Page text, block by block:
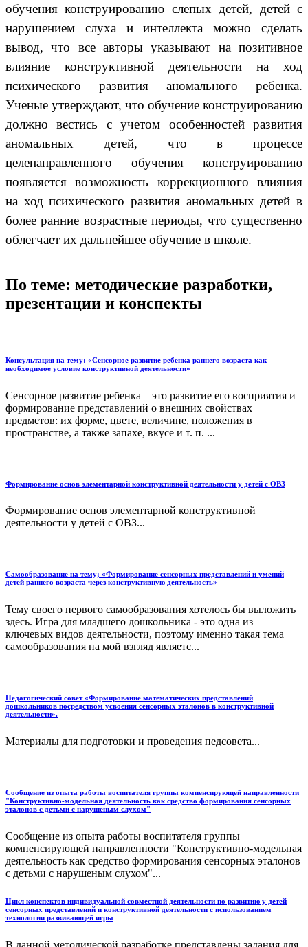
обучения конструированию слепых детей, детей с
нарушением слуха и интеллекта можно сделать
вывод, что все авторы указывают на позитивное
влияние конструктивной деятельности на ход
психического развития аномального ребенка.
Ученые утверждают, что обучение конструированию
должно вестись с учетом особенностей развития
аномальных детей, что в процессе
целенаправленного обучения конструированию
появляется возможность коррекционного влияния
на ход психического развития аномальных детей в
более ранние возрастные периоды, что существенно
облегчает их дальнейшее обучение в школе.
По теме: методические разработки,
презентации и конспекты
Консультация на тему: «Сенсорное развитие ребенка раннего возраста как
необходимое условие конструктивной деятельности»
Сенсорное развитие ребенка – это развитие его восприятия и
формирование представлений о внешних свойствах
предметов: их форме, цвете, величине, положения в
пространстве, а также запахе, вкусе и т. п. ...
Формирование основ элементарной конструктивной деятельности у детей с ОВЗ
Формирование основ элементарной конструктивной
деятельности у детей с ОВЗ...
Самообразование на тему; «Формирование сенсорных представлений и умений
детей раннего возраста через конструктивную деятельность»
Тему своего первого самообразования хотелось бы выложить
здесь. Игра для младшего дошкольника - это одна из
ключевых видов деятельности, поэтому именно такая тема
самообразования на мой взгляд являетс...
Педагогический совет «Формирование математических представлений
дошкольников посредством усвоения сенсорных эталонов в конструктивной
деятельности».
Материалы для подготовки и проведения педсовета...
Сообщение из опыта работы воспитателя группы компенсирующей направленности
"Конструктивно-модельная деятельность как средство формирования сенсорных
эталонов с детьми с нарушеным слухом"
Сообщение из опыта работы воспитателя группы
компенсирующей направленности "Конструктивно-модельная
деятельность как средство формирования сенсорных эталонов
с детьми с нарушеным слухом"...
Цикл конспектов индивидуальной совместной деятельности по развитию у детей
сенсорных представлений и конструктивной деятельности с использованием
технологии развивающей игры